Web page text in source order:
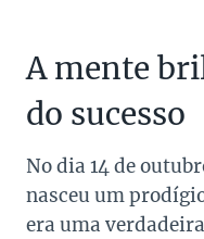
A mente
do sucesso
No dia 14 de
nasceu um
era uma